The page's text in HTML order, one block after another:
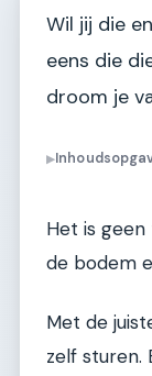
Wil jij die
eens die
droom je
▶
Het is
de bodem
Met de
zelf sturen.